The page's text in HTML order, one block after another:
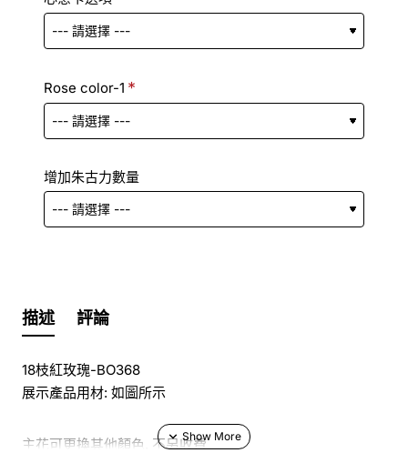
Rose color-1
增加朱古力數量
描述 評論
18枝紅玫瑰-BO368
展示產品用材: 如圖所示
主花可更換其他顏色, 不另收費